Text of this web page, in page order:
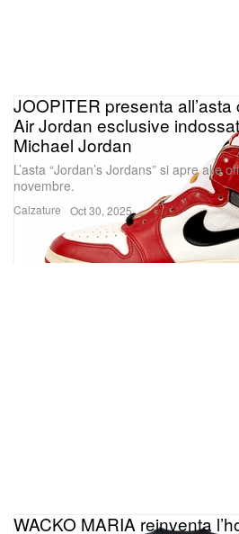
Calzature
JOOPITER presenta
Air Jordan esclusive
Michael Jordan
L’asta “Jordan’s Jordans” si apre alle
novembre.
Oct 30, 2025
WACKO MARIA reinventa